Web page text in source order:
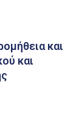
και
και